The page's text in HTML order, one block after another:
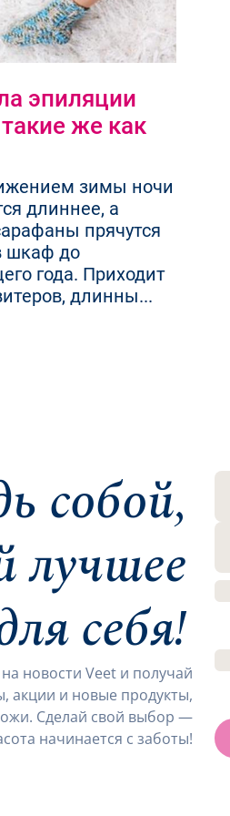
эпиляции
же как
зимы ночи
длиннее, а
прячутся
шкаф до
года. Приходит
длинны...
собой,
лучшее
себя!
новости Veet и получай
акции и новые продукты,
Сделай свой выбор —
начинается с заботы!